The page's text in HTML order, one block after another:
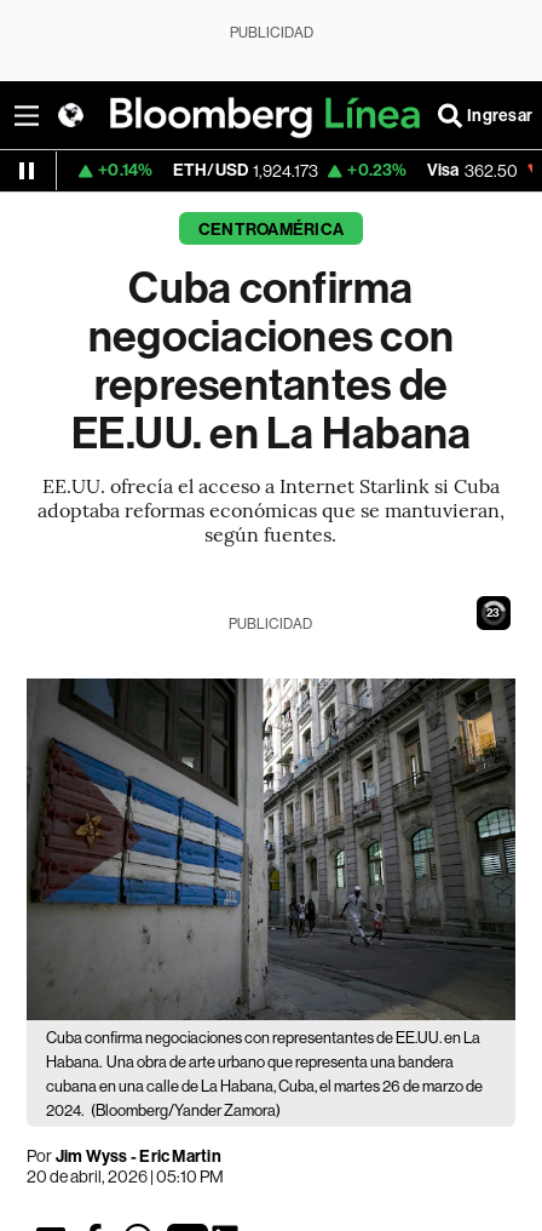
PUBLICIDAD
Ingresar
ETH/USD 1,924.173 +0.23% Visa 362.50 -2.15%
CENTROAMÉRICA
Cuba confirma
negociaciones con
representantes de
EE.UU. en La Habana
EE.UU. ofrecía el acceso a Internet Starlink si Cuba
adoptaba reformas económicas que se mantuvieran,
según fuentes.
22
PUBLICIDAD
Cuba confirma negociaciones con representantes de EE.UU. en La
Habana. Una obra de arte urbano que representa una bandera
cubana en una calle de La Habana, Cuba, el martes 26 de marzo de
2024. (Bloomberg/Yander Zamora)
PorJim Wyss - Eric Martin
20 de abril, 2026 | 05:10 PM